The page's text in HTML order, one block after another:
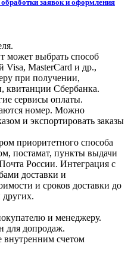
заявок и оформления
может выбрать способ
Visa, MasterCard и др.,
при получении,
квитанции Сбербанка.
сервисы оплаты.
номер. Можно
и экспортировать заказы
приоритетного способа
постамат, пункты выдачи
России. Интеграция с
доставки и
и сроков доставки до
и менеджеру.
для допродаж.
счетом